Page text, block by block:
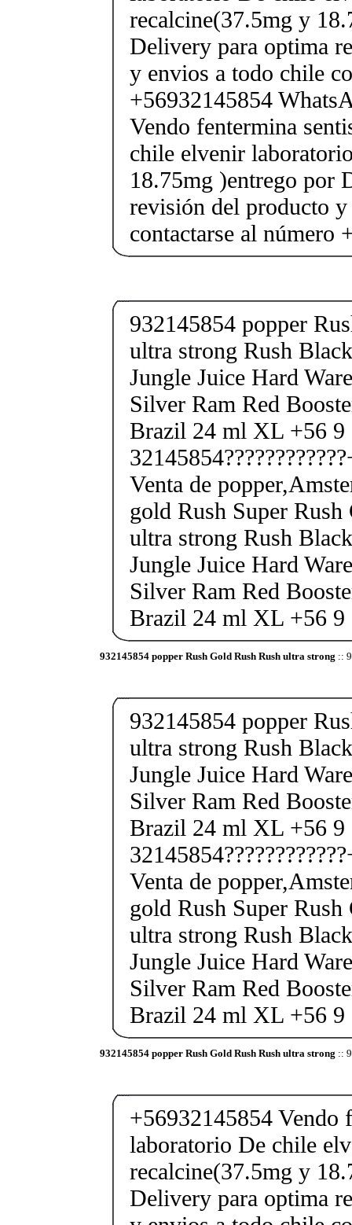
recalcine(37.5mg y
Delivery para optima
y envios a todo chile
+56932145854
Vendo fentermina
chile elvenir
18.75mg )entrego por
revisión del producto
contactarse al número
932145854 popper
ultra strong Rush
Jungle Juice Hard
Silver Ram Red
Brazil 24 ml XL +56 9
Venta de
gold Rush Super
ultra strong Rush
Jungle Juice Hard
Silver Ram Red
Brazil 24 ml XL +56 9
932145854 popper Rush Gold Rush Rush ultra strong ::
932145854 popper
ultra strong Rush
Jungle Juice Hard
Silver Ram Red
Brazil 24 ml XL +56 9
Venta de
gold Rush Super
ultra strong Rush
Jungle Juice Hard
Silver Ram Red
Brazil 24 ml XL +56 9
932145854 popper Rush Gold Rush Rush ultra strong ::
+56932145854 Vendo
laboratorio De chile
recalcine(37.5mg y
Delivery para optima